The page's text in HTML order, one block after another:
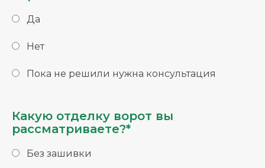
Да
Нет
Пока не решили нужна консультация
Какую отделку ворот вы
рассматриваете?*
Без зашивки